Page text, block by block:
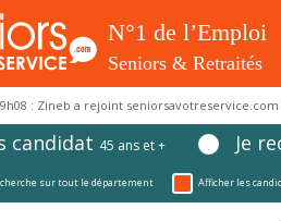
: Zineb a rejoint seniorsavotreservice.com
candidat 45 ans et + Je
sur tout le département Afficher les